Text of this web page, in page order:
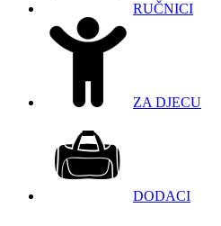
RUČNICI
ZA DJECU
DODACI